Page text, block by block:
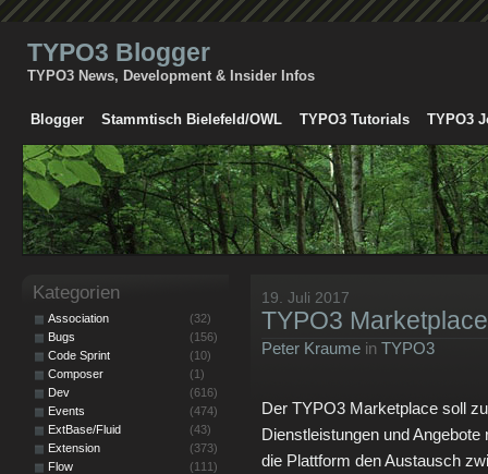
TYPO3 Blogger
TYPO3 News, Development & Insider Infos
Blogger Stammtisch Bielefeld/OWL TYPO3 Tutorials TYPO3
19. Juli 2017
TYPO3
Peter Kraume in TYPO3
Der TYPO3 Marketplace soll
Dienstleistungen und
die Plattform den Austausch
Kategorien
Association
(32)
Bugs
(156)
Code Sprint
(10)
Composer
(1)
Dev
(616)
Events
(474)
ExtBase/Fluid
(43)
Extension
(373)
Flow
(111)